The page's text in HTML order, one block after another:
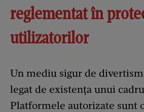
reglementat în
utilizatorilor
Un mediu sigur de
legat de existența unui
Platformele autorizate sunt